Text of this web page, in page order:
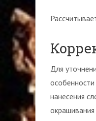
Для
нанесения